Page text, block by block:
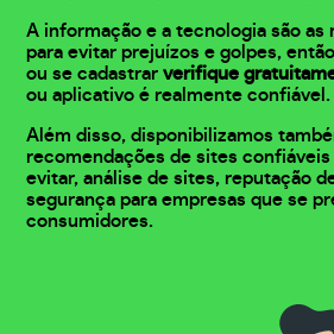
A informação e a tecnologia são as
para evitar prejuízos e golpes,
ou se cadastrarverifique
ou aplicativo é realmente confiável.
Além disso, disponibilizamos
recomendações de sites confiáveis
evitar, análise de sites, reputação
segurança para empresas que se
consumidores.